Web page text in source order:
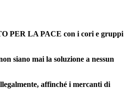
PER LA PACE con i cori e gruppi
siano mai la soluzione a nessun
affinché i mercanti di